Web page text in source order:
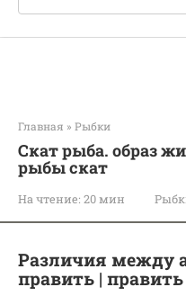
Главная » Рыбки
Скат рыба. образ
рыбы скат
На чтение: 20 мин
Различия между
править | править